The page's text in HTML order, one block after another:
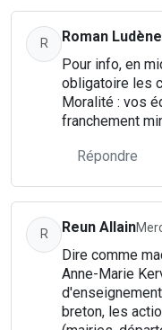
R Roman Ludène
Pour info, en
obligatoire les
Moralité : vos
franchement
Répondre
R Reun Allain
Dire comme
Anne-Marie
breton, les